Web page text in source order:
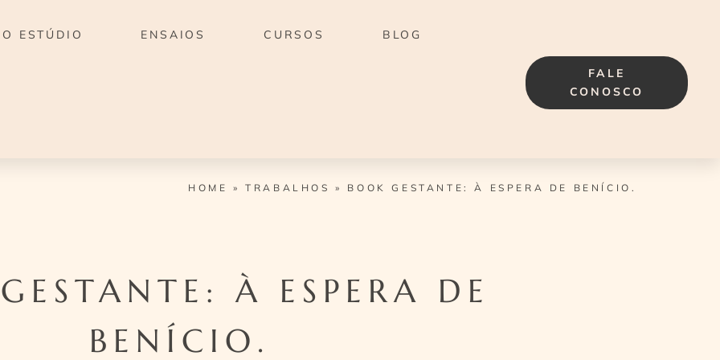
O ESTÚDIO ENSAIOS CURSOS BLOG
FALE
CONOSCO
HOME »TRABALHOS » BOOK GESTANTE: À ESPERA DE BENÍCIO.
À ESPERA DE
BENÍCIO.